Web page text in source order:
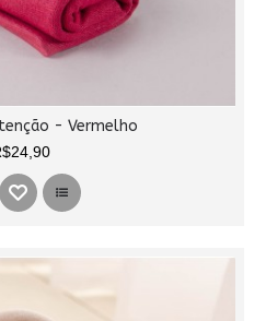
- Vermelho